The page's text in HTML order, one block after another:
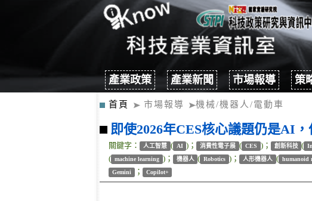
產業政策 產業新聞 市場報導 策
首頁 市場報導 機械/機器人/電動車
即使2026年CES核心議題仍是AI
關鍵字： 人工智慧 ( AI )； 消費性電子展 ( CES )； 創新科技 (
( machine learning )； 機器人 ( Robotics )； 人形機器人 ( humanoid
Gemini ； Copilot+